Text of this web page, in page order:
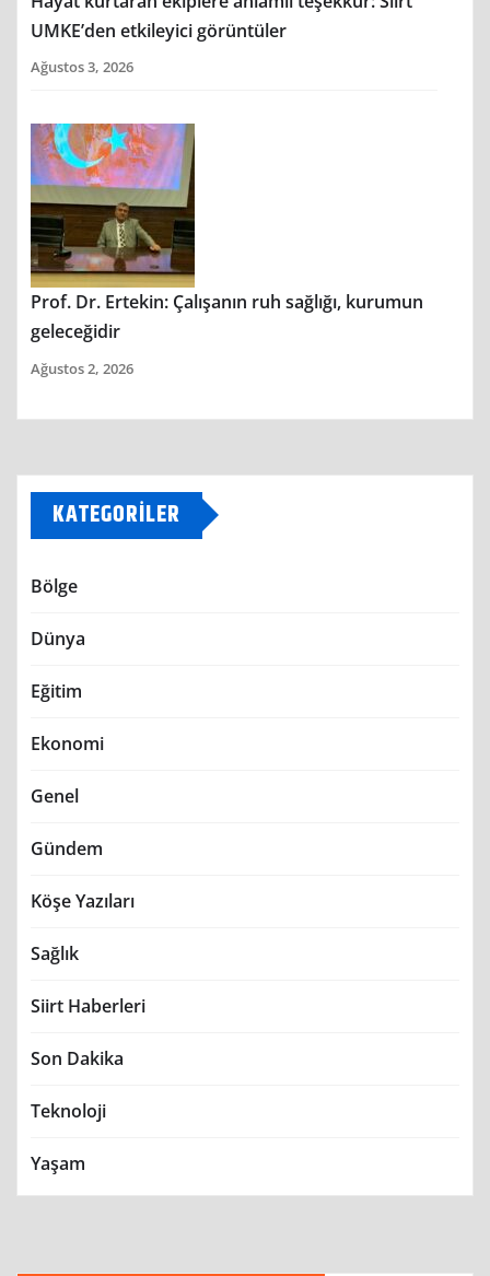
UMKE’den etkileyici görüntüler
Ağustos 3, 2026
Prof. Dr. Ertekin: Çalışanın ruh sağlığı, kurumun
geleceğidir
Ağustos 2, 2026
KATEGORILER
Bölge
Dünya
Eğitim
Ekonomi
Genel
Gündem
Köşe Yazıları
Sağlık
Siirt Haberleri
Son Dakika
Teknoloji
Yaşam